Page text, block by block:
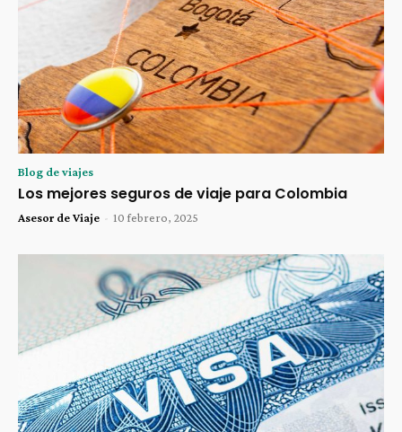
Blog de viajes
Los mejores seguros de viaje para Colombia
Asesor de Viaje - 10 febrero, 2025